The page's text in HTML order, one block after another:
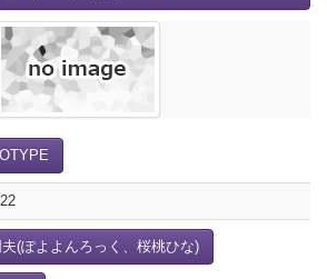
(ぽよよんろっく、桜桃ひな)